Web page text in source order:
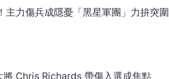
力傷兵成隱憂「黑星軍團」力拚突圍
Chris Richards 帶傷入選成焦點